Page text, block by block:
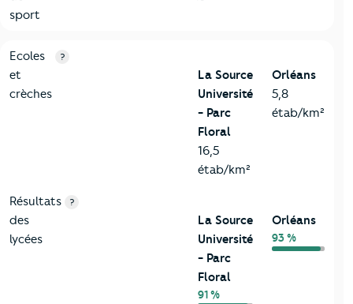
sport
4-Education
Critères
Ecoles
et
crèches
?
La Source
Université
- Parc
Floral
16,5
étab/km²
Orléans
5,8
étab/km²
Résultats
des
lycées
?
La Source
Université
- Parc
Floral
91 %
Orléans
93 %